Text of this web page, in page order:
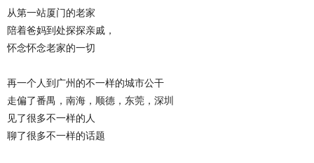
从第一站厦门的老家
陪着爸妈到处探探亲戚，
怀念怀念老家的一切
再一个人到广州的不一样的城市公干
走偏了番禺，南海，顺德，东莞，深圳
见了很多不一样的人
聊了很多不一样的话题